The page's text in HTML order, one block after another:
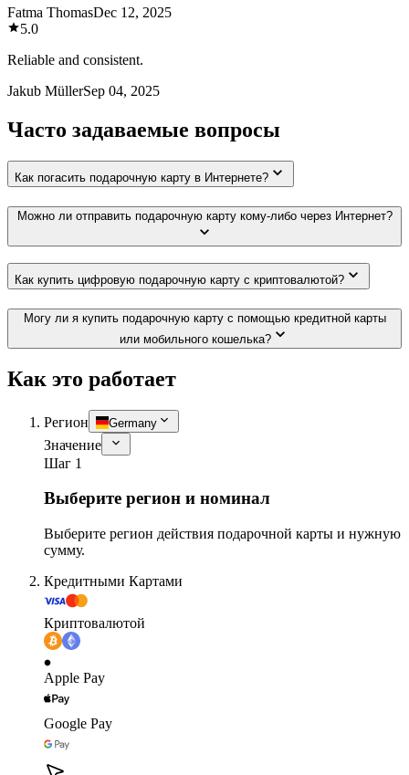
Fatma ThomasDec 12, 2025
5.0
Reliable and consistent.
Jakub MüllerSep 04, 2025
Часто задаваемые вопросы
Как погасить подарочную карту в Интернете?
Можно ли отправить подарочную карту кому-либо через Интернет?
Как купить цифровую подарочную карту с криптовалютой?
Могу ли я купить подарочную карту с помощью кредитной карты
или мобильного кошелька?
Как это работает
Регион Germany
Значение
Шаг 1
Выберите регион и номинал
Выберите регион действия подарочной карты и нужную
сумму.
Кредитными Картами
Криптовалютой
Apple Pay
Google Pay